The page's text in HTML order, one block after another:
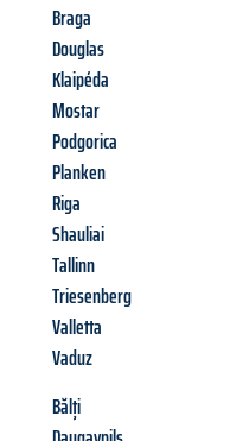
Braga
Douglas
Klaipéda
Mostar
Podgorica
Planken
Riga
Shauliai
Tallinn
Triesenberg
Valletta
Vaduz
Bălți